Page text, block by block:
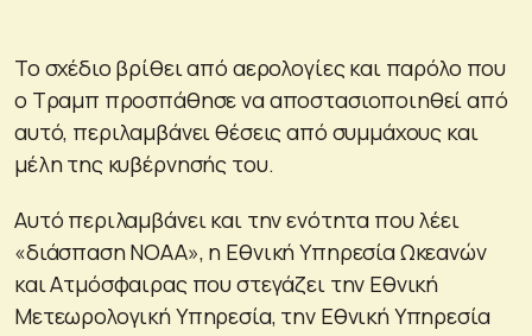
Το σχέδιο βρίθει από αερολογίες και παρόλο που
ο Τραμπ προσπάθησε να αποστασιοποιηθεί από
αυτό, περιλαμβάνει θέσεις από συμμάχους και
μέλη της κυβέρνησής του.
Αυτό περιλαμβάνει και την ενότητα που λέει
«διάσπαση NOAA», η Εθνική Υπηρεσία Ωκεανών
και Ατμόσφαιρας που στεγάζει την Εθνική
Μετεωρολογική Υπηρεσία, την Εθνική Υπηρεσία